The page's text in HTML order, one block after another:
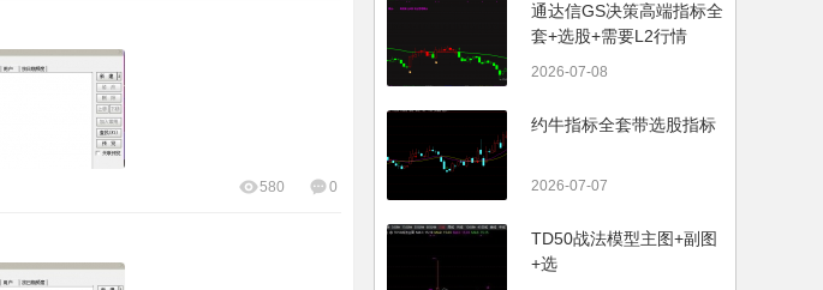
0
580
通达信GS决策高端指标全
套+选股+需要L2行情
2026-07-08
约牛指标全套带选股指标
2026-07-07
TD50战法模型主图+副图
+选